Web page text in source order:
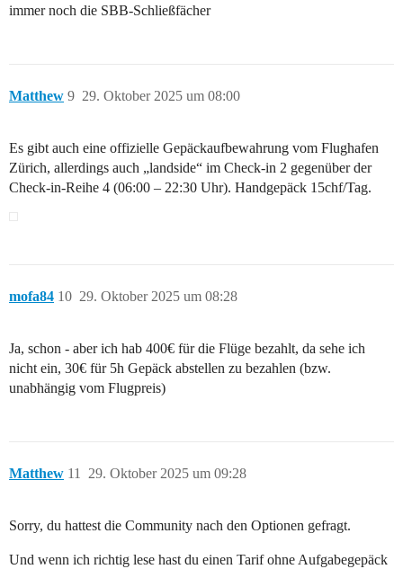
immer noch die SBB-Schließfächer
Matthew 29. Oktober 2025 um 08:00
9
Es gibt auch eine offizielle Gepäckaufbewahrung vom Flughafen
Zürich, allerdings auch „landside“ im Check-in 2 gegenüber der
Check-in-Reihe 4 (06:00 – 22:30 Uhr). Handgepäck 15chf/Tag.
mofa84 29. Oktober 2025 um 08:28
10
Ja, schon - aber ich hab 400€ für die Flüge bezahlt, da sehe ich
nicht ein, 30€ für 5h Gepäck abstellen zu bezahlen (bzw.
unabhängig vom Flugpreis)
Matthew 29. Oktober 2025 um 09:28
11
Sorry, du hattest die Community nach den Optionen gefragt.
Und wenn ich richtig lese hast du einen Tarif ohne Aufgabegepäck